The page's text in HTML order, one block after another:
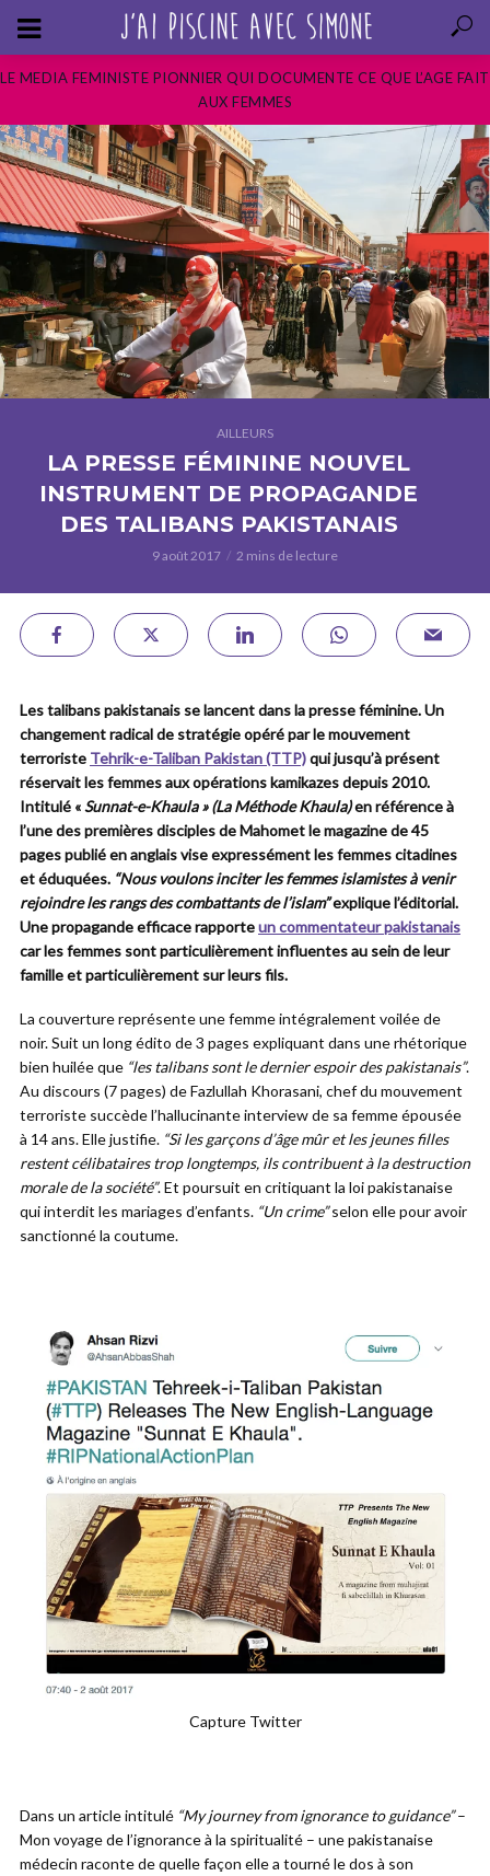
LE MEDIA FEMINISTE PIONNIER QUI DOCUMENTE CE QUE L’AGE FAIT
AUX FEMMES
AILLEURS
LA PRESSE FÉMININE NOUVEL
INSTRUMENT DE PROPAGANDE
DES TALIBANS PAKISTANAIS
9 août 2017 2 mins de lecture
Les talibans pakistanais se lancent dans la presse féminine. Un
changement radical de stratégie opéré par le mouvement
terroriste Tehrik-e-Taliban Pakistan (TTP)qui jusqu’à présent
réservait les femmes aux opérations kamikazes depuis 2010.
Intitulé «Sunnat-e-Khaula » (La Méthode Khaula)en référence à
l’une des premières disciples de Mahomet le magazine de 45
pages publié en anglais vise expressément les femmes citadines
et éduquées. “Nous voulons inciter les femmes islamistes à venir
rejoindre les rangs des combattants de l’islam”explique l’éditorial.
Une propagande efficace rapporteun commentateur pakistanais
car les femmes sont particulièrement influentes au sein de leur
famille et particulièrement sur leurs fils.
La couverture représente une femme intégralement voilée de
noir. Suit un long édito de 3 pages expliquant dans une rhétorique
bien huilée que “les talibans sont le dernier espoir des pakistanais”.
Au discours (7 pages) de Fazlullah Khorasani, chef du mouvement
terroriste succède l’hallucinante interview de sa femme épousée
à 14 ans. Elle justifie. “Si les garçons d’âge mûr et les jeunes filles
restent célibataires trop longtemps, ils contribuent à la destruction
morale de la société”. Et poursuit en critiquant la loi pakistanaise
qui interdit les mariages d’enfants. “Un crime”selon elle pour avoir
sanctionné la coutume.
Capture Twitter
Dans un article intitulé “My journey from ignorance to guidance”–
Mon voyage de l’ignorance à la spiritualité – une pakistanaise
médecin raconte de quelle façon elle a tourné le dos à son